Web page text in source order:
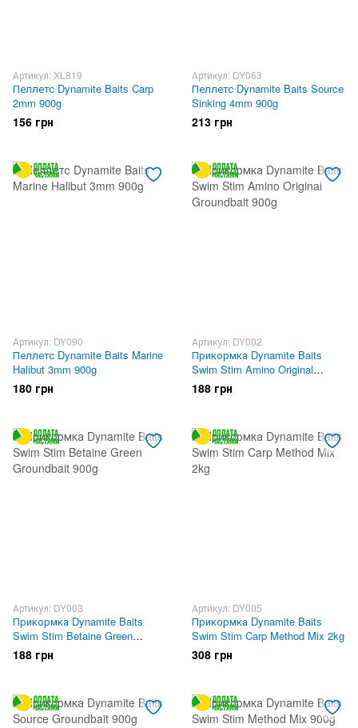
Артикул: XL819
Пеллетс Dynamite Baits Carp
2mm 900g
156 грн
Артикул: DY063
Пеллетс Dynamite Baits Source
Sinking 4mm 900g
213 грн
Артикул: DY090
Пеллетс Dynamite Baits Marine
Halibut 3mm 900g
180 грн
Артикул: DY002
Прикормка Dynamite Baits
Swim Stim Amino Original
Groundbait 900g
188 грн
Артикул: DY003
Прикормка Dynamite Baits
Swim Stim Betaine Green
Groundbait 900g
188 грн
Артикул: DY005
Прикормка Dynamite Baits
Swim Stim Carp Method Mix 2kg
308 грн